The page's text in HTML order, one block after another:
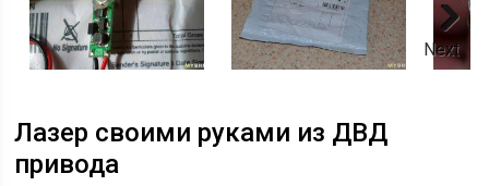
Next
Лазер своими руками из ДВД
привода